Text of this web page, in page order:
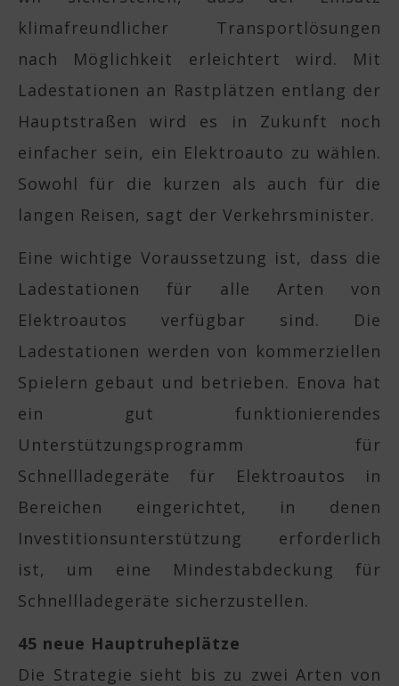
klimafreundlicher Transportlösungen
nach Möglichkeit erleichtert wird. Mit
Ladestationen an Rastplätzen entlang der
Hauptstraßen wird es in Zukunft noch
einfacher sein, ein Elektroauto zu wählen.
Sowohl für die kurzen als auch für die
langen Reisen, sagt der Verkehrsminister.
Eine wichtige Voraussetzung ist, dass die
Ladestationen für alle Arten von
Elektroautos verfügbar sind. Die
Ladestationen werden von kommerziellen
Spielern gebaut und betrieben. Enova hat
ein gut funktionierendes
Unterstützungsprogramm für
Schnellladegeräte für Elektroautos in
Bereichen eingerichtet, in denen
Investitionsunterstützung erforderlich
ist, um eine Mindestabdeckung für
Schnellladegeräte sicherzustellen.
45 neue Hauptruheplätze
Die Strategie sieht bis zu zwei Arten von